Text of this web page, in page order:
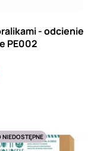
- odcienie
PE002